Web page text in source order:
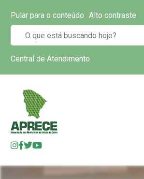
Pular para o conteúdo Alto contraste
Central de Atendimento